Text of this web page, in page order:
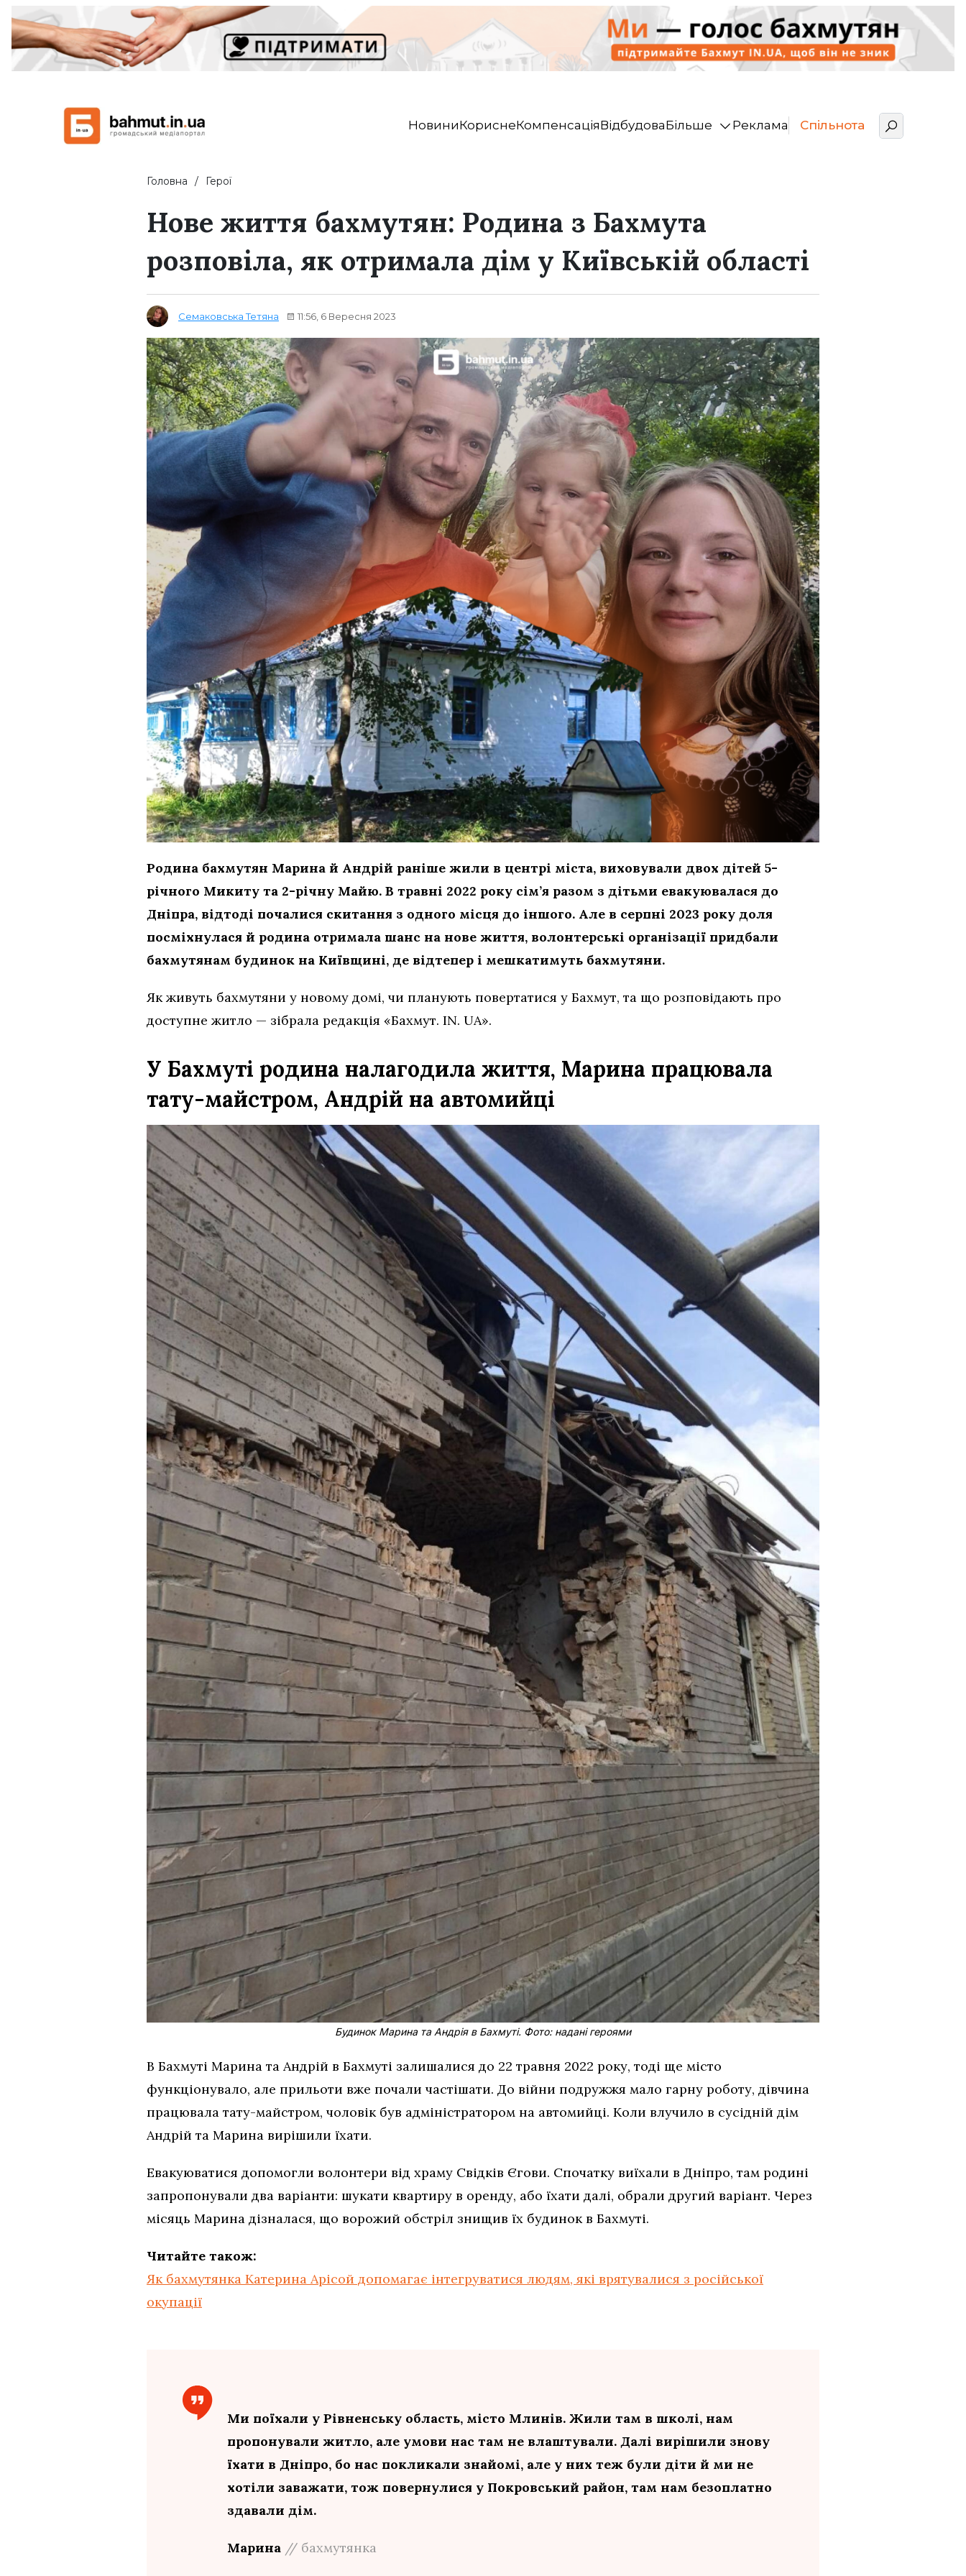
НовиниКориснеКомпенсаціяВідбудоваБільше Реклама Спільнота
Головна Герої
Нове життя бахмутян: Родина з Бахмута
розповіла, як отримала дім у Київській області
Семаковська Тетяна 11:56, 6 Вересня 2023
Родина бахмутян Марина й Андрій раніше жили в центрі міста, виховували двох дітей 5-
річного Микиту та 2-річну Майю. В травні 2022 року сім’я разом з дітьми евакуювалася до
Дніпра, відтоді почалися скитання з одного місця до іншого. Але в серпні 2023 року доля
посміхнулася й родина отримала шанс на нове життя, волонтерські організації придбали
бахмутянам будинок на Київщині, де відтепер і мешкатимуть бахмутяни.
Як живуть бахмутяни у новому домі, чи планують повертатися у Бахмут, та що розповідають про
доступне житло — зібрала редакція «Бахмут. IN. UA».
У Бахмуті родина налагодила життя, Марина працювала
тату-майстром, Андрій на автомийці
Будинок Марина та Андрія в Бахмуті. Фото: надані героями
В Бахмуті Марина та Андрій в Бахмуті залишалися до 22 травня 2022 року, тоді ще місто
функціонувало, але прильоти вже почали частішати. До війни подружжя мало гарну роботу, дівчина
працювала тату-майстром, чоловік був адміністратором на автомийці. Коли влучило в сусідній дім
Андрій та Марина вирішили їхати.
Евакуюватися допомогли волонтери від храму Свідків Єгови. Спочатку виїхали в Дніпро, там родині
запропонували два варіанти: шукати квартиру в оренду, або їхати далі, обрали другий варіант. Через
місяць Марина дізналася, що ворожий обстріл знищив їх будинок в Бахмуті.
Читайте також:
Як бахмутянка Катерина Арісой допомагає інтегруватися людям, які врятувалися з російської
окупації
Ми поїхали у Рівненську область, місто Млинів. Жили там в школі, нам
пропонували житло, але умови нас там не влаштували. Далі вирішили знову
їхати в Дніпро, бо нас покликали знайомі, але у них теж були діти й ми не
хотіли заважати, тож повернулися у Покровський район, там нам безоплатно
здавали дім.
Марина // бахмутянка